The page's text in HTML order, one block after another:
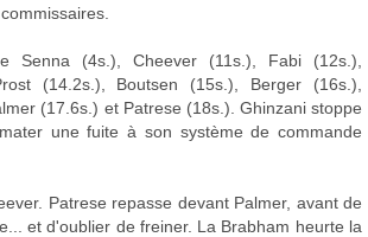
Senna (4s.), Cheever (11s.), Fabi (12s.),
(14.2s.), Boutsen (15s.), Berger (16s.),
(17.6s.) et Patrese (18s.). Ghinzani stoppe
une fuite à son système de commande
Patrese repasse devant Palmer, avant de
et d'oublier de freiner. La Brabham heurte la